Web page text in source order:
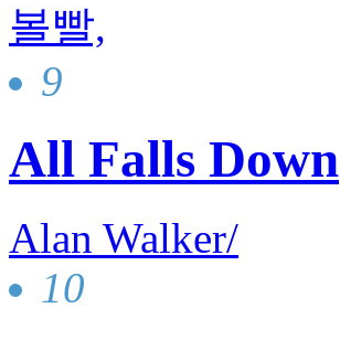
볼빨,
9
All Falls Down
Alan Walker/
10